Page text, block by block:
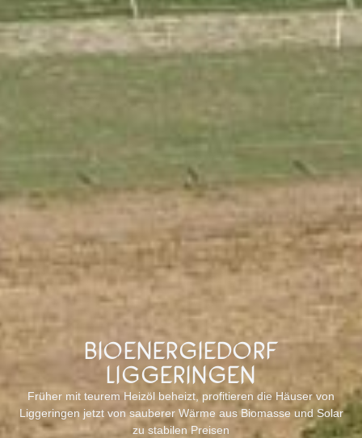
BIOENERGIEDORF
LIGGERINGEN
Früher mit teurem Heizöl beheizt, profitieren die Häuser von
Liggeringen jetzt von sauberer Wärme aus Biomasse und Solar
zu stabilen Preisen